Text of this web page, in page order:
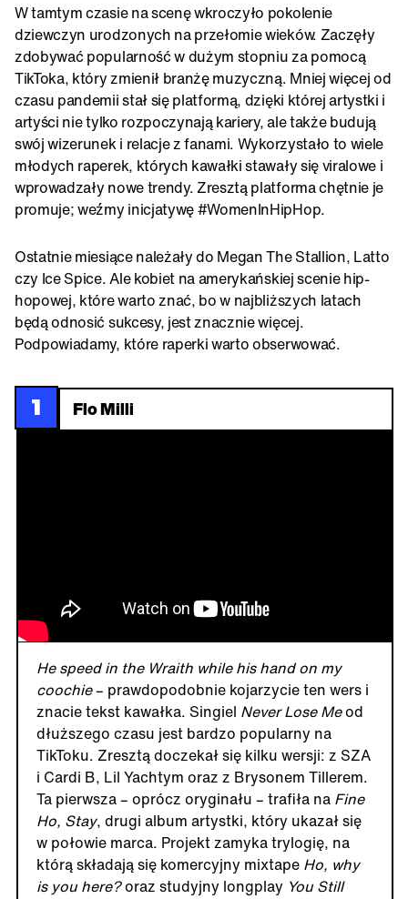
W tamtym czasie na scenę wkroczyło pokolenie
dziewczyn urodzonych na przełomie wieków. Zaczęły
zdobywać popularność w dużym stopniu za pomocą
TikToka, który zmienił branżę muzyczną. Mniej więcej od
czasu pandemii stał się platformą, dzięki której artystki i
artyści nie tylko rozpoczynają kariery, ale także budują
swój wizerunek i relacje z fanami. Wykorzystało to wiele
młodych raperek, których kawałki stawały się viralowe i
wprowadzały nowe trendy. Zresztą platforma chętnie je
promuje; weźmy inicjatywę #WomenInHipHop.
Ostatnie miesiące należały do Megan The Stallion, Latto
czy Ice Spice. Ale kobiet na amerykańskiej scenie hip-
hopowej, które warto znać, bo w najbliższych latach
będą odnosić sukcesy, jest znacznie więcej.
Podpowiadamy, które raperki warto obserwować.
1 Flo Milli
He speed in the Wraith while his hand on my
coochie– prawdopodobnie kojarzycie ten wers i
znacie tekst kawałka. Singiel Never Lose Meod
dłuższego czasu jest bardzo popularny na
TikToku. Zresztą doczekał się kilku wersji: z SZA
i Cardi B, Lil Yachtym oraz z Brysonem Tillerem.
Ta pierwsza – oprócz oryginału – trafiła na Fine
Ho, Stay, drugi album artystki, który ukazał się
w połowie marca. Projekt zamyka trylogię, na
którą składają się komercyjny mixtape Ho, why
is you here?oraz studyjny longplay You Still